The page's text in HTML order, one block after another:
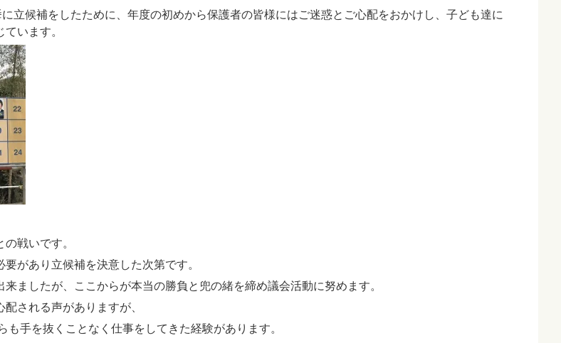
立候補をしたために、年度の初めから保護者の皆様にはご迷惑とご心配をおかけし、子ども達に
います。
戦いです。
があり立候補を決意した次第です。
ましたが、ここからが本当の勝負と兜の緒を締め議会活動に努めます。
される声がありますが、
手を抜くことなく仕事をしてきた経験があります。